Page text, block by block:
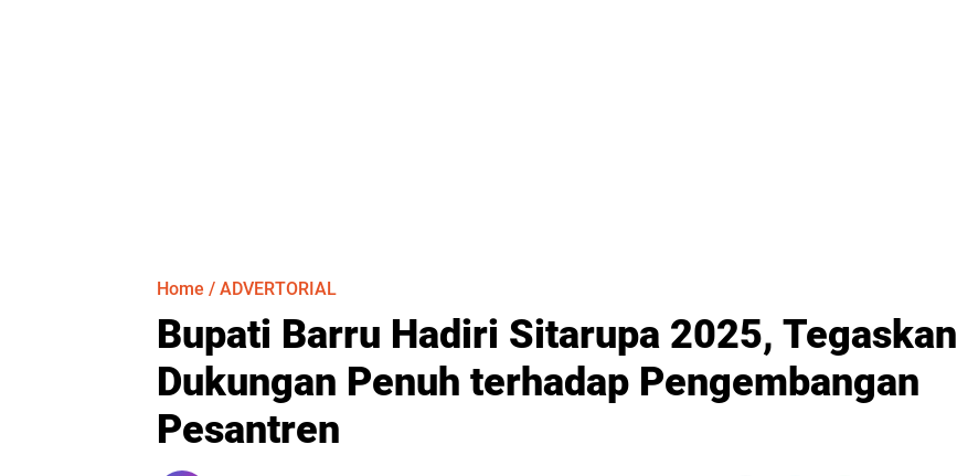
Home / ADVERTORIAL
Bupati Barru Hadiri Sitarupa 2025, Tegaskan
Dukungan Penuh terhadap Pengembangan
Pesantren